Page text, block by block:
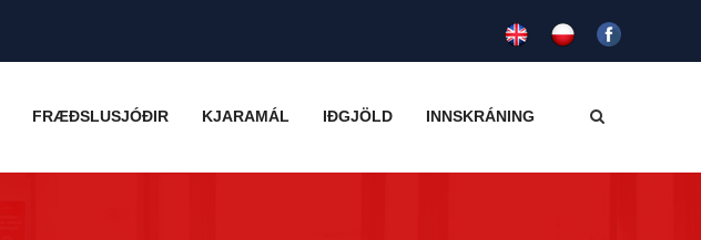
FRÆÐSLUSJÓÐIR KJARAMÁL IÐGJÖLD INNSKRÁNING